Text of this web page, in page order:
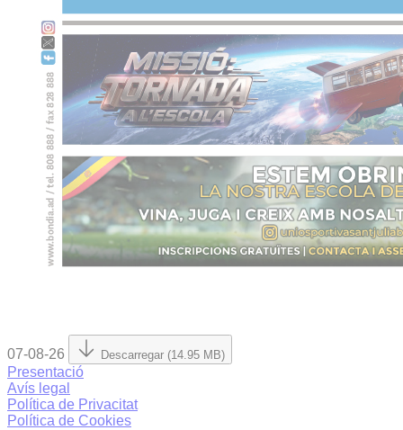
07-08-26 Descarregar (14.95 MB)
Presentació
Avís legal
Política de Privacitat
Política de Cookies